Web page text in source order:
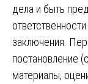
дела и быть
заключения.
постановление
материалы,